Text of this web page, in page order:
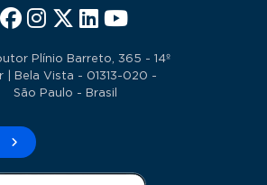
Plínio Barreto, 365 - 14º
| Bela Vista - 01313-020 -
São Paulo - Brasil